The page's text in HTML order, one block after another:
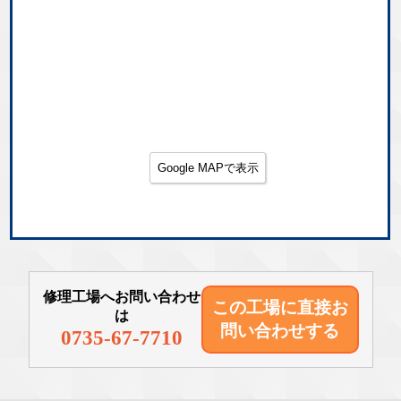
Google MAPで表示
修理工場へお問い合わせ
は
0735-67-7710
この工場に直接お
問い合わせする